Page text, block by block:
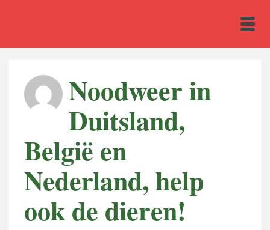
Noodweer in
Duitsland,
België en
Nederland, help
ook de dieren!